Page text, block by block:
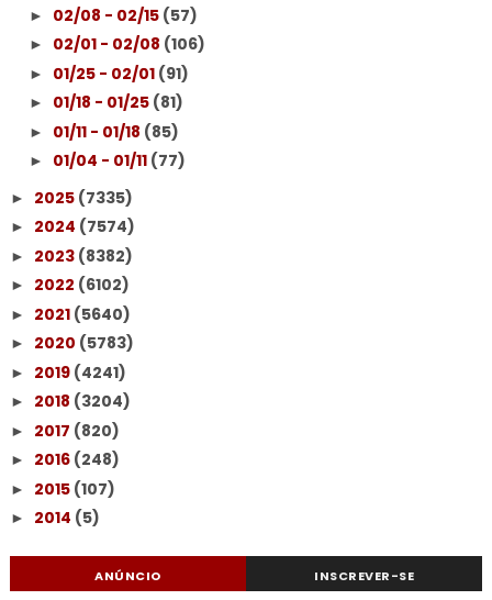
► 02/08 - 02/15 (57)
► 02/01 - 02/08 (106)
► 01/25 - 02/01 (91)
► 01/18 - 01/25 (81)
► 01/11 - 01/18 (85)
► 01/04 - 01/11 (77)
► 2025 (7335)
► 2024 (7574)
► 2023 (8382)
► 2022 (6102)
► 2021 (5640)
► 2020 (5783)
► 2019 (4241)
► 2018 (3204)
► 2017 (820)
► 2016 (248)
► 2015 (107)
► 2014 (5)
ANÚNCIO INSCREVER-SE